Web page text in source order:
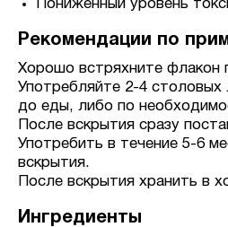
Пониженный уровень
Рекомендации по
Хорошо встряхните флакон
Употребляйте 2-4 столовых
до еды, либо по
После вскрытия сразу
Употребить в течение 5-6
вскрытия.
После вскрытия хранить в
Ингредиенты